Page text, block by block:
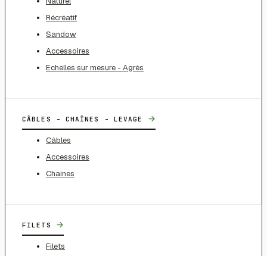
Récréatif
Sandow
Accessoires
Echelles sur mesure - Agrès
CÂBLES - CHAÎNES - LEVAGE →
Câbles
Accessoires
Chaines
FILETS →
Filets